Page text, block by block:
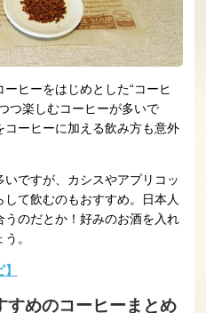
ヒーをはじめとした“コーヒ
つ楽しむコーヒーが多いで
ーヒーに加える飲み方も意外
ですが、カシスやアプリコッ
して飲むのもおすすめ。日本人
のだとか！好みのお酒を入れ
。
すめのコーヒーまとめ